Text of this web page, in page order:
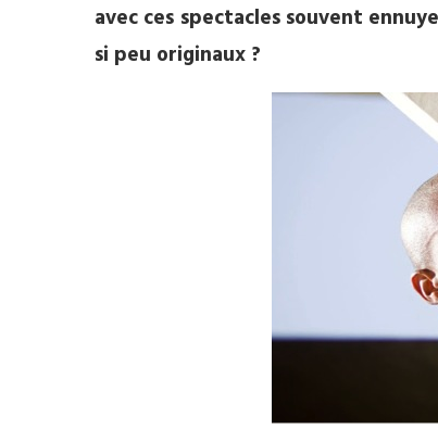
avec ces spectacles souvent
si peu originaux ?